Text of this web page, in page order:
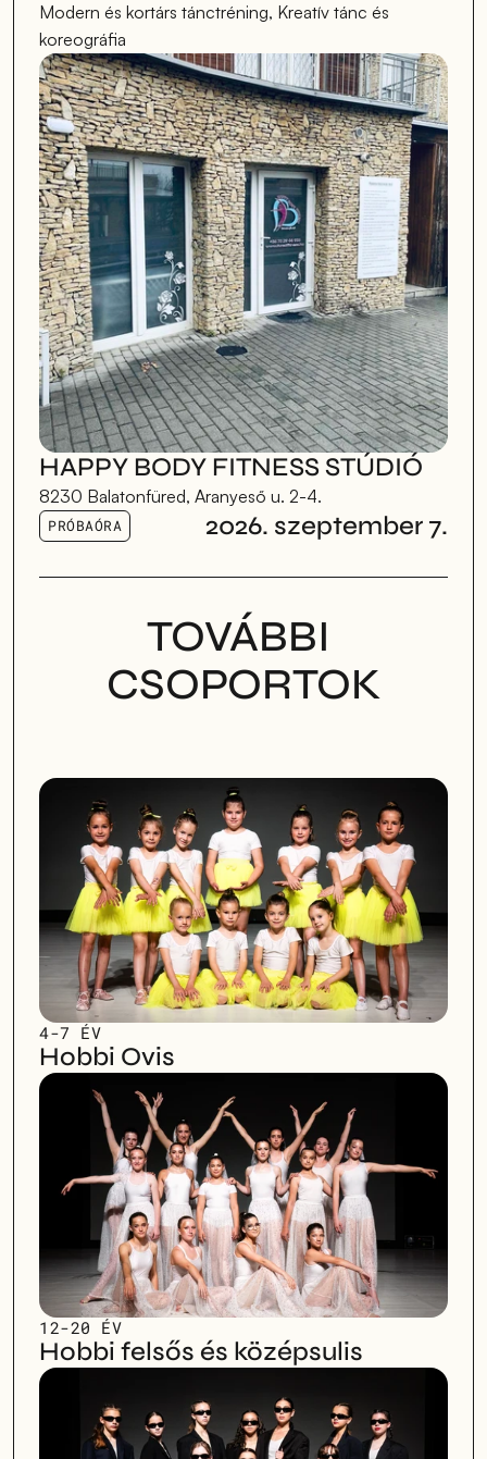
Modern és kortárs tánctréning, Kreatív tánc és
koreográfia
HAPPY BODY FITNESS STÚDIÓ
8230 Balatonfüred, Aranyeső u. 2-4.
PRÓBAÓRA 2026. szeptember 7.
TOVÁBBI
CSOPORTOK
4-7 ÉV
Hobbi Ovis
12-20 ÉV
Hobbi felsős és középsulis